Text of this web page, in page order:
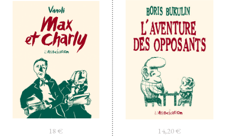
18 €
14,20€